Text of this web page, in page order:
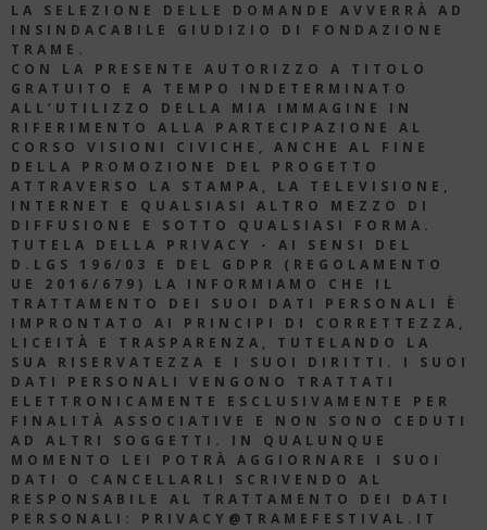
LA SELEZIONE DELLE DOMANDE AVVERRÀ AD
INSINDACABILE GIUDIZIO DI FONDAZIONE
TRAME.
CON LA PRESENTE AUTORIZZO A TITOLO
GRATUITO E A TEMPO INDETERMINATO
ALL’UTILIZZO DELLA MIA IMMAGINE IN
RIFERIMENTO ALLA PARTECIPAZIONE AL
CORSO VISIONI CIVICHE, ANCHE AL FINE
DELLA PROMOZIONE DEL PROGETTO
ATTRAVERSO LA STAMPA, LA TELEVISIONE,
INTERNET E QUALSIASI ALTRO MEZZO DI
DIFFUSIONE E SOTTO QUALSIASI FORMA.
TUTELA DELLA PRIVACY - AI SENSI DEL
D.LGS 196/03 E DEL GDPR (REGOLAMENTO
UE 2016/679) LA INFORMIAMO CHE IL
TRATTAMENTO DEI SUOI DATI PERSONALI È
IMPRONTATO AI PRINCIPI DI CORRETTEZZA,
LICEITÀ E TRASPARENZA, TUTELANDO LA
SUA RISERVATEZZA E I SUOI DIRITTI. I SUOI
DATI PERSONALI VENGONO TRATTATI
ELETTRONICAMENTE ESCLUSIVAMENTE PER
FINALITÀ ASSOCIATIVE E NON SONO CEDUTI
AD ALTRI SOGGETTI. IN QUALUNQUE
MOMENTO LEI POTRÀ AGGIORNARE I SUOI
DATI O CANCELLARLI SCRIVENDO AL
RESPONSABILE AL TRATTAMENTO DEI DATI
PERSONALI: PRIVACY@TRAMEFESTIVAL.IT